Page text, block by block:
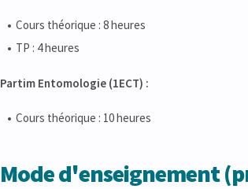
Cours théorique : 8 heures
TP : 4 heures
Partim Entomologie (1ECT) :
Cours théorique : 10 heures
Mode d'enseignement